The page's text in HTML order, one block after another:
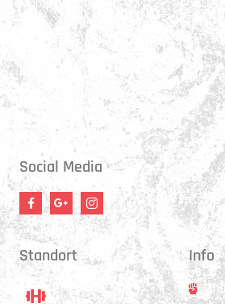
Montag:
17:15 - 21:00 Uhr
Mittwoch:
17:30 - 21:00 Uhr
Donnerstag:
17:15 - 18:45 Uhr
17:30 - 21:00 Uhr
Social Media
Standort Info